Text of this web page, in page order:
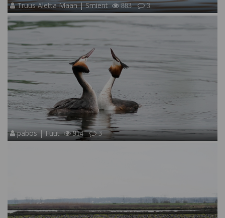
Truus Aletta Maan | Smient 883 3
pabos | Fuut 914 3